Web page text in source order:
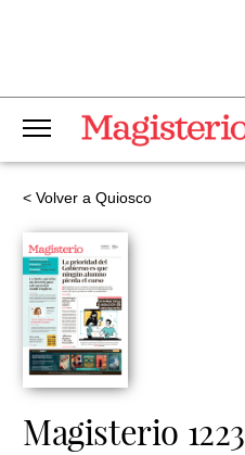
< Volver a Quiosco
Magisterio